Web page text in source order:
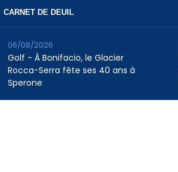
CARNET DE DEUIL
Golf - À Bonifacio, le Glacier
Rocca-Serra fête ses 40 ans à
Sperone
06/08/2026